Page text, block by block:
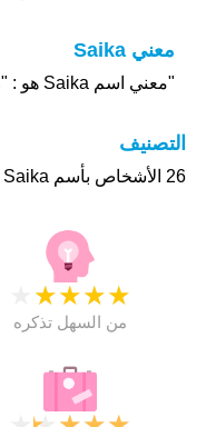
معني Saika
"معني اسم Saika هو : "زهرة مليئة بالألوان
التصنيف
26 الأشخاص بأسم Saika صوت على اسمائهم . من فضلك
★
★
★
★
من السهل تذكره